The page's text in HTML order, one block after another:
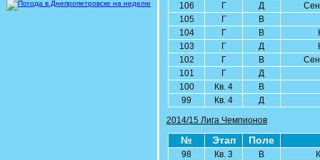
106
Г Д
105
Г
В
104
Г В
103
Г Д
102
Г В
101
Г
Д
100
Кв. 4
В
99
Кв. 4
Д
2014/15 Лига Чемпионов
№ Этап Поле
98 Кв. 3 В